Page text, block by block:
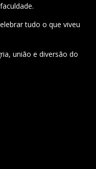
tudo o que viveu
união e diversão do